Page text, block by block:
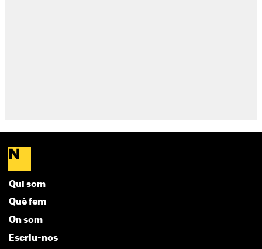
Qui som
Què fem
On som
Escriu-nos